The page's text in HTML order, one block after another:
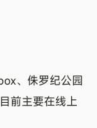
、侏罗纪公园
前主要在线上